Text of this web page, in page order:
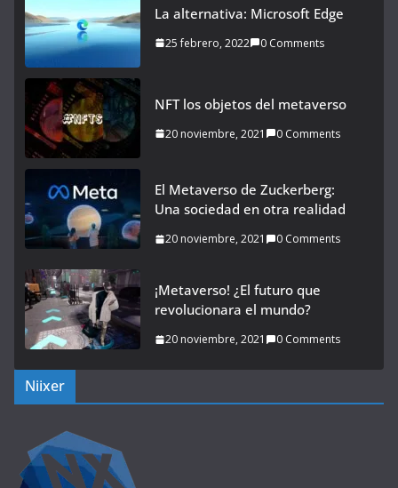
La alternativa: Microsoft Edge
25 febrero, 2022 0 Comments
NFT los objetos del metaverso
20 noviembre, 2021 0 Comments
El Metaverso de Zuckerberg:
Una sociedad en otra realidad
20 noviembre, 2021 0 Comments
¡Metaverso! ¿El futuro que
revolucionara el mundo?
20 noviembre, 2021 0 Comments
Niixer